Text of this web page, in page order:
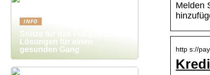
Melden
http s://
INFO
Stütze für das Fußgewölbe:
Lösungen für einen
gesunden Gang